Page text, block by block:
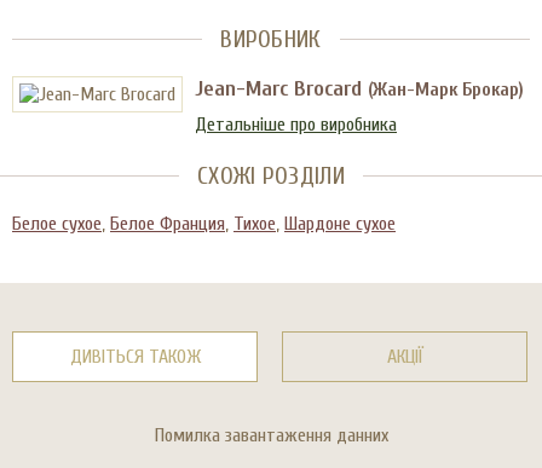
ВИРОБНИК
Jean-Marc Brocard (Жан-Марк Брокар)
Детальніше про виробника
СХОЖІ РОЗДІЛИ
Белое сухое, Белое Франция, Тихое, Шардоне сухое
ДИВІТЬСЯ ТАКОЖ АКЦІЇ
Помилка завантаження данних